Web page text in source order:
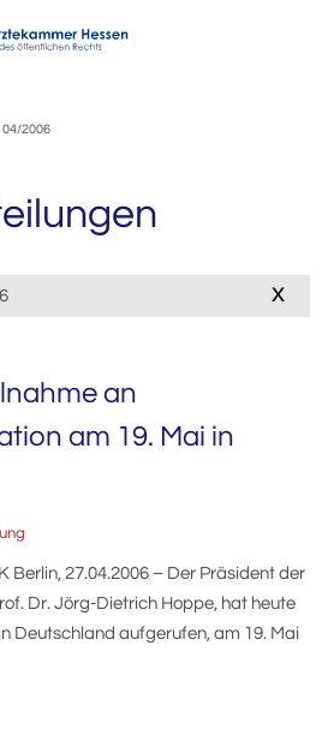
04/2006
x
an
am 19. Mai in
Berlin, 27.04.2006 – Der Präsident der
Dr. Jörg-Dietrich Hoppe, hat heute
Deutschland aufgerufen, am 19. Mai